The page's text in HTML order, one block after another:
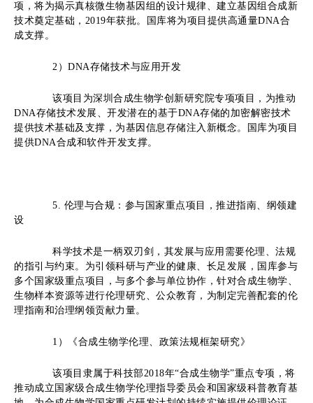
项，将为揭示真核微生物基因组的设计规律、建立基因组合成新
技术奠定基础，2019年获批。国库将为项目提供高通量DNA合
成支撑。
2 ） DNA存储技术与应用开发
该项目为深圳合成生物学创新研究院专项项目，为推动
DNA存储技术发展、开发潜在的基于DNA存储的加密解密技术
提供技术基础及支撑，为基因信息存储注入新概念。国库为项目
提供DNA合成和软件开发支撑。
5. 伦理与合规 ： 参与国家重点项目 ， 推进指南、纲领建
设
科学技术是一柄双刃剑，其发展与应用需要伦理、法规
的指引与约束。为引领科研与产业的健康、长足发展，国库参与
多个国家级重点项目，与多个参与单位协作，针对合成生物学、
生物样本资源等进行伦理研究、公众教育，为制定完善配套的伦
理指南和治理纲领贡献力量。
1 ） 《合成生物学伦理、政策法规框架研究》
该项目隶属于科技部2018年“合成生物学”重点专项，将
推动成立国家级合成生物学伦理指导委员会和国家级科普教育基